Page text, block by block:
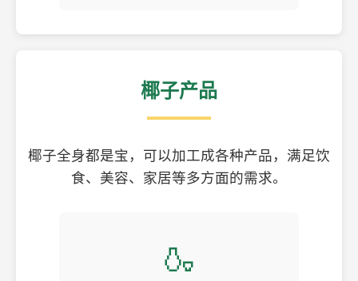
椰子产品
椰子全身都是宝，可以加工成各种产品，满足饮
食、美容、家居等多方面的需求。
🍶